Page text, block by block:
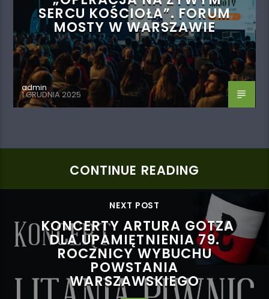
SERCU KOŚCIOŁA”. FORUM
MOSTY W WARSZAWIE
admin
1 GRUDNIA 2025
CONTINUE READING
NEXT POST
KONCERTY ARTURA GOTZA
DLA UPAMIĘTNIENIA 79.
ROCZNICY WYBUCHU
POWSTANIA
WARSZAWSKIEGO